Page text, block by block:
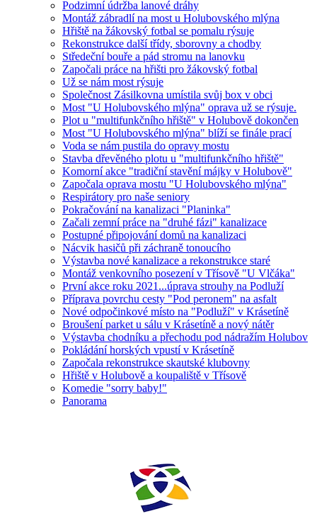
Podzimní údržba lanové dráhy
Montáž zábradlí na most u Holubovského mlýna
Hřiště na žákovský fotbal se pomalu rýsuje
Rekonstrukce další třídy, sborovny a chodby
Středeční bouře a pád stromu na lanovku
Započali práce na hřišti pro žákovský fotbal
Už se nám most rýsuje
Společnost Zásilkovna umístila svůj box v obci
Most "U Holubovského mlýna" oprava už se rýsuje.
Plot u "multifunkčního hřiště" v Holubově dokončen
Most "U Holubovského mlýna" blíží se finále prací
Voda se nám pustila do opravy mostu
Stavba dřevěného plotu u "multifunkčního hřiště"
Komorní akce "tradiční stavění májky v Holubově"
Započala oprava mostu "U Holubovského mlýna"
Respirátory pro naše seniory
Pokračování na kanalizaci "Planinka"
Začali zemní práce na "druhé fázi" kanalizace
Postupné připojování domů na kanalizaci
Nácvik hasičů při záchraně tonoucího
Výstavba nové kanalizace a rekonstrukce staré
Montáž venkovního posezení v Třísově "U Vlčáka"
První akce roku 2021...úprava strouhy na Podluží
Příprava povrchu cesty "Pod peronem" na asfalt
Nové odpočinkové místo na "Podluží" v Krásetíně
Broušení parket u sálu v Krásetíně a nový nátěr
Výstavba chodníku a přechodu pod nádražím Holubov
Pokládání horských vpustí v Krásetíně
Započala rekonstrukce skautské klubovny
Hřiště v Holubově a koupaliště v Třísově
Komedie "sorry baby!"
Panorama